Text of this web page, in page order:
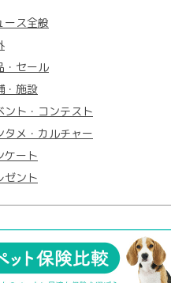
ース全般
・セール
・施設
ント・コンテスト
タメ・カルチャー
ケート
ゼント